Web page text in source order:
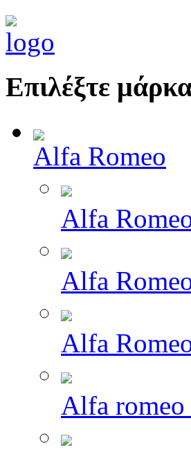
Επιλέξτε
Alfa Romeo
Alfa
Alfa
Alfa
Alfa romeo